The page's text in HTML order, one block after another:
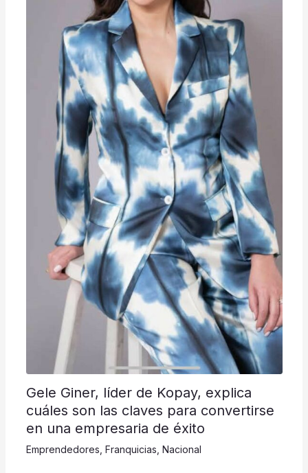
Gele Giner, líder de Kopay, explica
cuáles son las claves para convertirse
en una empresaria de éxito
Emprendedores Franquicias Nacional